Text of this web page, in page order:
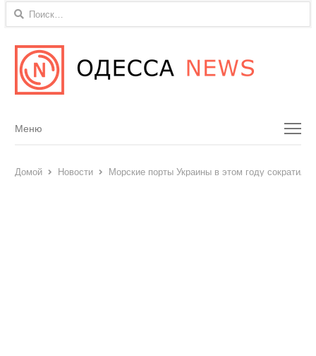
Найти:
Menu
Меню
Домой Новости Морские порты Украины в этом году сократили